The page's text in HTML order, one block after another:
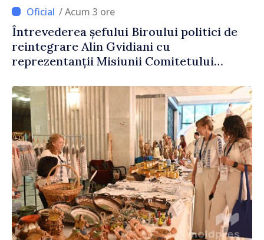
/ Acum 3 ore
Întrevederea șefului Biroului politici de
reintegrare Alin Gvidiani cu
reprezentanții Misiunii Comitetului